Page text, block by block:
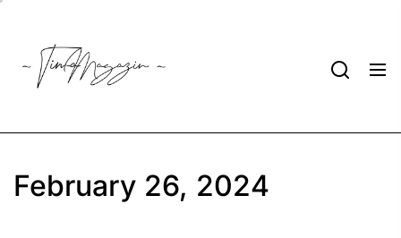
content
February 26, 2024